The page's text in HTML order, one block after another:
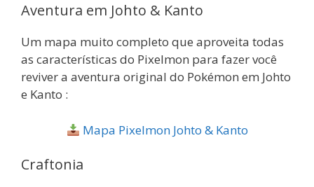
Aventura em Johto & Kanto
Um mapa muito completo que aproveita todas
as características do Pixelmon para fazer você
reviver a aventura original do Pokémon em Johto
e Kanto :
Mapa Pixelmon Johto & Kanto
Craftonia